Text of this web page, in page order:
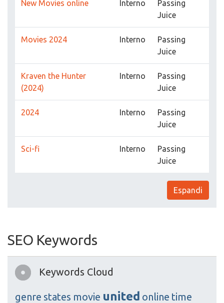
New Movies online Interno
Passing
Juice
Movies 2024 Interno
Passing
Juice
Kraven the Hunter
(2024)
Interno
Passing
Juice
2024 Interno
Passing
Juice
Sci-fi Interno
Passing
Juice
Espandi
SEO Keywords
Keywords Cloud
genre states movie united online time